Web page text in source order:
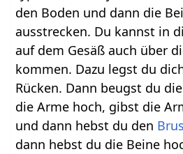
den Boden und dann die
ausstrecken. Du kannst in
auf dem Gesäß auch über
kommen. Dazu legst du
Rücken. Dann beugst du
die Arme hoch, gibst die
und dann hebst du den
dann hebst du die Beine